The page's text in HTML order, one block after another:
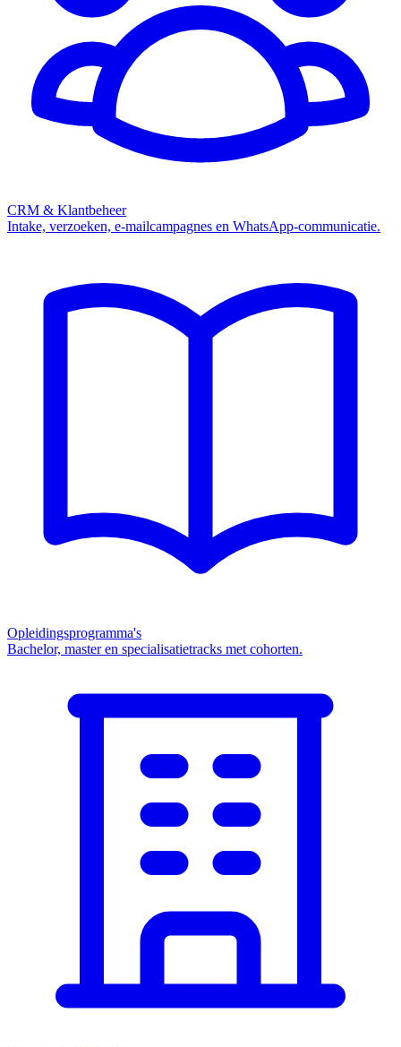
CRM & Klantbeheer
Intake, verzoeken, e-mailcampagnes en WhatsApp-communicatie.
Opleidingsprogramma's
Bachelor, master en specialisatietracks met cohorten.